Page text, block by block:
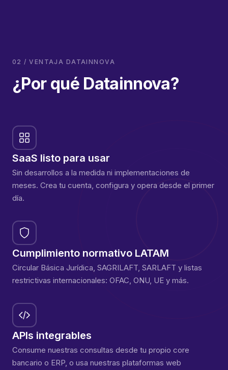
02 / VENTAJA DATAINNOVA
¿Por qué Datainnova?
SaaS listo para usar
Sin desarrollos a la medida ni implementaciones de
meses. Crea tu cuenta, configura y opera desde el primer
día.
Cumplimiento normativo LATAM
Circular Básica Jurídica, SAGRILAFT, SARLAFT y listas
restrictivas internacionales: OFAC, ONU, UE y más.
APIs integrables
Consume nuestras consultas desde tu propio core
bancario o ERP, o usa nuestras plataformas web